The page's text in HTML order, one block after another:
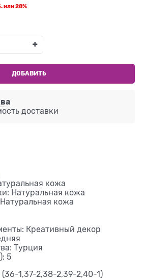
или28%
ДОБАВИТЬ
доставки
кожа
Натуральная кожа
кожа
Креативный декор
Турция
5
1,37-2,38-2,39-2,40-1)